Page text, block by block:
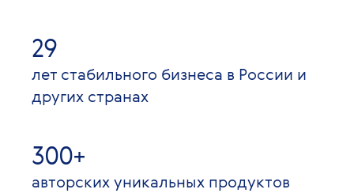
29
лет стабильного бизнеса в России и
других странах
300+
авторских уникальных продуктов